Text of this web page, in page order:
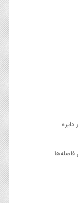
فاصله‌ها